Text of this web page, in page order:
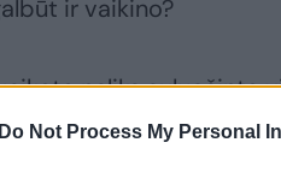
Do Not Process My Personal
ir vaikino?
neliks suluošinta
žuvusio paauglio
trejus metus jau turi